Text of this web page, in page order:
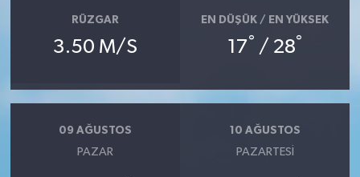
RÜZGAR
3.50 M/S
EN DÜŞÜK / EN YÜKSEK
17° / 28°
09 AĞUSTOS
PAZAR
10 AĞUSTOS
PAZARTESI